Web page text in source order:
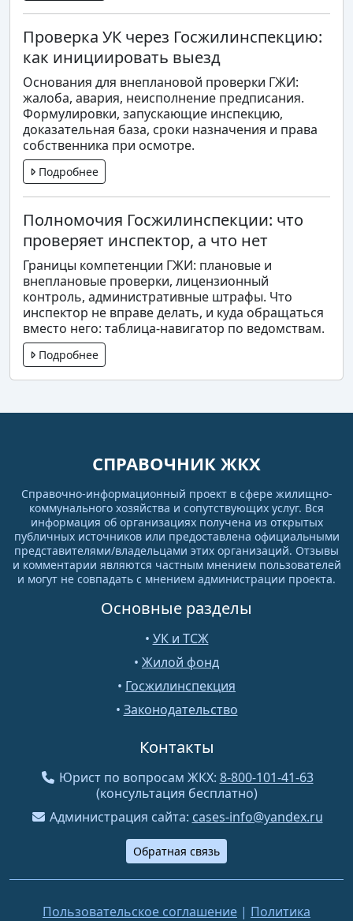
Проверка УК через Госжилинспекцию:
как инициировать выезд
Основания для внеплановой проверки ГЖИ:
жалоба, авария, неисполнение предписания.
Формулировки, запускающие инспекцию,
доказательная база, сроки назначения и права
собственника при осмотре.
Подробнее
Полномочия Госжилинспекции: что
проверяет инспектор, а что нет
Границы компетенции ГЖИ: плановые и
внеплановые проверки, лицензионный
контроль, административные штрафы. Что
инспектор не вправе делать, и куда обращаться
вместо него: таблица-навигатор по ведомствам.
Подробнее
СПРАВОЧНИК ЖКХ
Справочно-информационный проект в сфере жилищно-
коммунального хозяйства и сопутствующих услуг. Вся
информация об организациях получена из открытых
публичных источников или предоставлена официальными
представителями/владельцами этих организаций. Отзывы
и комментарии являются частным мнением пользователей
и могут не совпадать с мнением администрации проекта.
Основные разделы
• УК и ТСЖ
• Жилой фонд
• Госжилинспекция
• Законодательство
Контакты
Юрист по вопросам ЖКХ: 8-800-101-41-63
(консультация бесплатно)
Администрация сайта: cases-info@yandex.ru
Обратная связь
Пользовательское соглашение | Политика